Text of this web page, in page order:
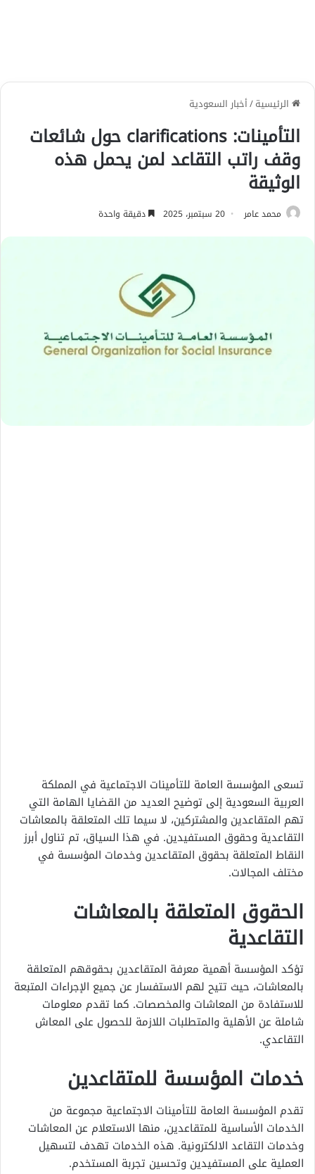
الرئيسية/أخبار السعودية
التأمينات: clarifications حول شائعات
وقف راتب التقاعد لمن يحمل هذه
الوثيقة
محمد عامر 20 سبتمبر، 2025 دقيقة واحدة
تسعى المؤسسة العامة للتأمينات الاجتماعية في المملكة
العربية السعودية إلى توضيح العديد من القضايا الهامة التي
تهم المتقاعدين والمشتركين، لا سيما تلك المتعلقة بالمعاشات
التقاعدية وحقوق المستفيدين. في هذا السياق، تم تناول أبرز
النقاط المتعلقة بحقوق المتقاعدين وخدمات المؤسسة في
مختلف المجالات.
الحقوق المتعلقة بالمعاشات
التقاعدية
تؤكد المؤسسة أهمية معرفة المتقاعدين بحقوقهم المتعلقة
بالمعاشات، حيث تتيح لهم الاستفسار عن جميع الإجراءات المتبعة
للاستفادة من المعاشات والمخصصات. كما تقدم معلومات
شاملة عن الأهلية والمتطلبات اللازمة للحصول على المعاش
التقاعدي.
خدمات المؤسسة للمتقاعدين
تقدم المؤسسة العامة للتأمينات الاجتماعية مجموعة من
الخدمات الأساسية للمتقاعدين، منها الاستعلام عن المعاشات
وخدمات التقاعد الالكترونية. هذه الخدمات تهدف لتسهيل
العملية على المستفيدين وتحسين تجربة المستخدم.